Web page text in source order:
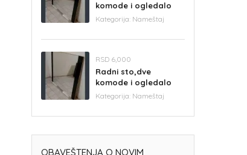
komode i ogledalo
Kategorija: Nameštaj
RSD 6,000
Radni sto,dve
komode i ogledalo
Kategorija: Nameštaj
OBAVEŠTENJA O NOVIM